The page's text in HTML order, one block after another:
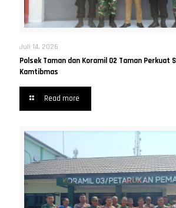
Juli 14, 2026
Polsek Taman dan Koramil 02 Taman Perkuat
Kamtibmas
Read more